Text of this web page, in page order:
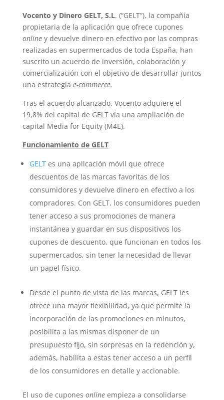
Vocento y Dinero GELT, S.L. (“GELT”), la compañía
propietaria de la aplicación que ofrece cupones
onliney devuelve dinero en efectivo por las compras
realizadas en supermercados de toda España, han
suscrito un acuerdo de inversión, colaboración y
comercialización con el objetivo de desarrollar juntos
una estrategia e-commerce.
Tras el acuerdo alcanzado, Vocento adquiere el
19,8% del capital de GELT vía una ampliación de
capital Media for Equity (M4E).
Funcionamiento de GELT
GELT es una aplicación móvil que ofrece
descuentos de las marcas favoritas de los
consumidores y devuelve dinero en efectivo a los
compradores. Con GELT, los consumidores pueden
tener acceso a sus promociones de manera
instantánea y guardar en sus dispositivos los
cupones de descuento, que funcionan en todos los
supermercados, sin tener la necesidad de llevar
un papel físico.
Desde el punto de vista de las marcas, GELT les
ofrece una mayor flexibilidad, ya que permite la
incorporación de las promociones en minutos,
posibilita a las mismas disponer de un
presupuesto fijo, sin sorpresas en la redención y,
además, habilita a estas tener acceso a un perfil
de los consumidores en detalle y accionable.
El uso de cupones onlineempieza a consolidarse